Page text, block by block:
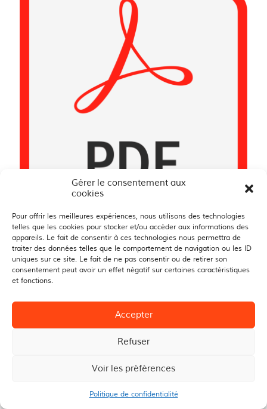
Gérer le consentement aux
cookies
Pour offrir les meilleures expériences, nous utilisons des technologies
telles que les cookies pour stocker et/ou accéder aux informations des
appareils. Le fait de consentir à ces technologies nous permettra de
traiter des données telles que le comportement de navigation ou les ID
uniques sur ce site. Le fait de ne pas consentir ou de retirer son
consentement peut avoir un effet négatif sur certaines caractéristiques
et fonctions.
Accepter
Refuser
Voir les préférences
Politique de confidentialité
Délibérations 17 avril 2026
Mis en ligne le 22/04/2026